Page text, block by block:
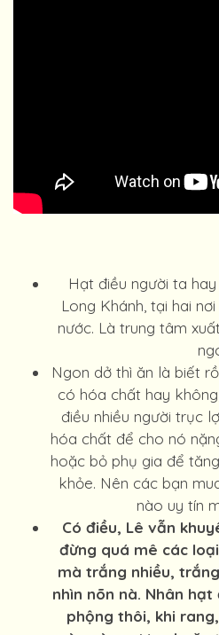
Hạt điều người ta
Long Khánh, tại hai
nước. Là trung tâm
Ngon dở thì ăn là biết
có hóa chất hay
điều nhiều người trục
hóa chất để cho nó
hoặc bỏ phụ gia để
khỏe. Nên các bạn
nào uy tín
Có điều, Lê vẫn
đừng quá mê các
mà trắng nhiều,
nhìn nõn nà. Nhân
phộng thôi, khi